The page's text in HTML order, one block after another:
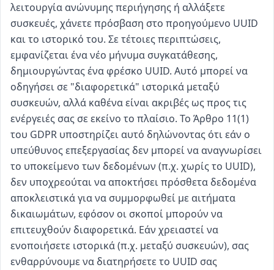
λειτουργία ανώνυμης περιήγησης ή αλλάξετε
συσκευές, χάνετε πρόσβαση στο προηγούμενο UUID
και το ιστορικό του. Σε τέτοιες περιπτώσεις,
εμφανίζεται ένα νέο μήνυμα συγκατάθεσης,
δημιουργώντας ένα φρέσκο UUID. Αυτό μπορεί να
οδηγήσει σε "διαφορετικά" ιστορικά μεταξύ
συσκευών, αλλά καθένα είναι ακριβές ως προς τις
ενέργειές σας σε εκείνο το πλαίσιο. Το Άρθρο 11(1)
του GDPR υποστηρίζει αυτό δηλώνοντας ότι εάν ο
υπεύθυνος επεξεργασίας δεν μπορεί να αναγνωρίσει
το υποκείμενο των δεδομένων (π.χ. χωρίς το UUID),
δεν υποχρεούται να αποκτήσει πρόσθετα δεδομένα
αποκλειστικά για να συμμορφωθεί με αιτήματα
δικαιωμάτων, εφόσον οι σκοποί μπορούν να
επιτευχθούν διαφορετικά. Εάν χρειαστεί να
ενοποιήσετε ιστορικά (π.χ. μεταξύ συσκευών), σας
ενθαρρύνουμε να διατηρήσετε το UUID σας